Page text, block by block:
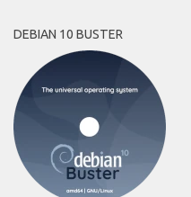
DEBIAN 10 BUSTER